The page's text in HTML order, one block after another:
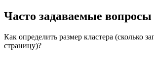
Часто задаваемые вопросы
Как определить размер кластера (сколько
страницу)?